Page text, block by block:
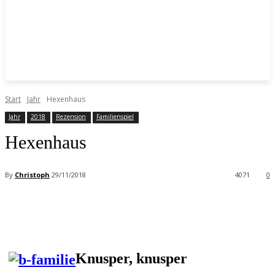
Start Jahr Hexenhaus
Jahr 2018 Rezension Familienspiel
Hexenhaus
By Christoph 29/11/2018 0
4071
Knusper, knusper